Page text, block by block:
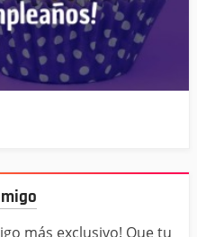
más exclusivo! Que tu